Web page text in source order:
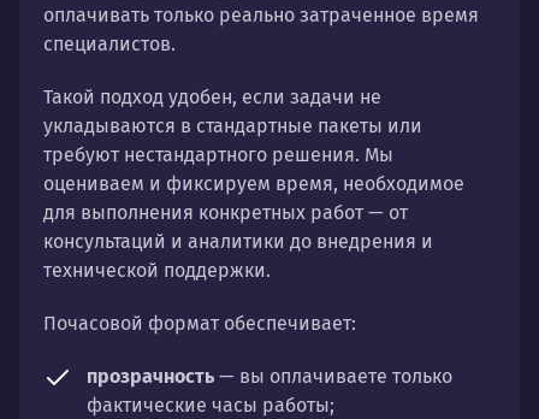
оплачивать только реально затраченное время
специалистов.
Такой подход удобен, если задачи не
укладываются в стандартные пакеты или
требуют нестандартного решения. Мы
оцениваем и фиксируем время, необходимое
для выполнения конкретных работ — от
консультаций и аналитики до внедрения и
технической поддержки.
Почасовой формат обеспечивает:
прозрачность — вы оплачиваете только
фактические часы работы;